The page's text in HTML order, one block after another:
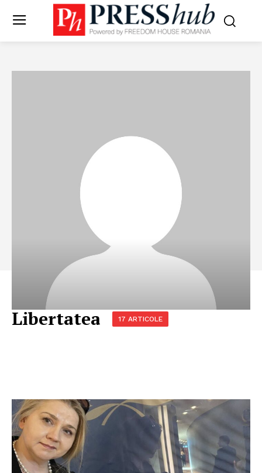
Libertatea 17 ARTICOLE